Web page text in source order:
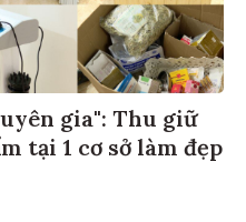
gia": Thu giữ
tại 1 cơ sở làm đẹp